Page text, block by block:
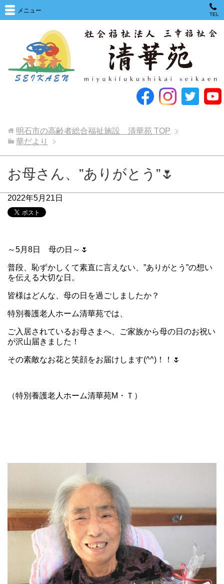
メニュー
TEL
明石市の高齢者総合福祉施設 清華苑 TOP
華だより
お母さん、”ありがとう”🌷
2022年5月21日
～5月8日 母の日～🌷
普段、恥ずかしくて素直に言えない、”ありがとう”の想い
を伝える大切な日。
皆様はどんな、母の日を過ごしましたか？
特別養護老人ホーム清華苑では、
ご入居されているお母さまへ、ご家族から母の日のお祝い
が沢山届きました！
その素敵なお花と笑顔をお届けします(^^)！！🌷
（特別養護老人ホーム清華苑М・Ｔ）